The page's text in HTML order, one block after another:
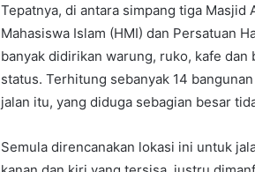
Tepatnya, di antara simpang tiga
Mahasiswa Islam (HMI) dan Persatuan
banyak didirikan warung, ruko, kafe
status. Terhitung sebanyak 14
jalan itu, yang diduga sebagian besar
Semula direncanakan lokasi ini untuk